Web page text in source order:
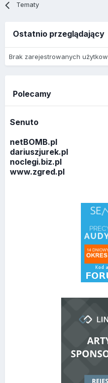
Tematy
Ostatnio przeglądający
Brak zarejestrowanych
Polecamy
Senuto
netBOMB.pl
dariuszjurek.pl
noclegi.biz.pl
www.zgred.pl